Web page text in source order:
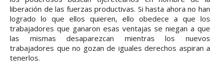
liberación de las fuerzas productivas. Si hasta ahora no han
logrado lo que ellos quieren, ello obedece a que los
trabajadores que ganaron esas ventajas se niegan a que
las mismas desaparezcan mientras los nuevos
trabajadores que no gozan de iguales derechos aspiran a
tenerlos.